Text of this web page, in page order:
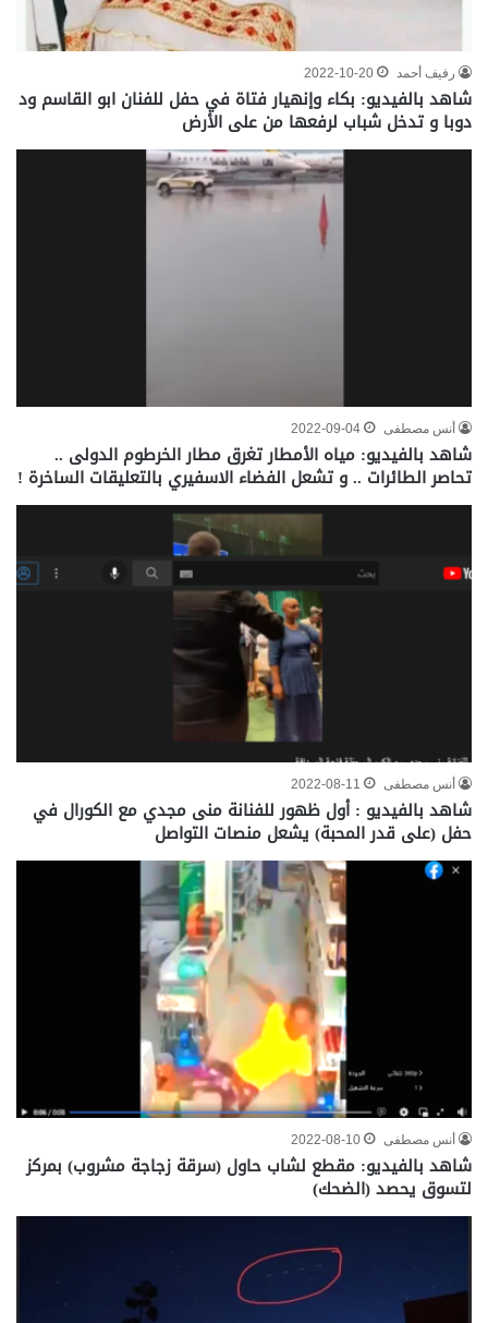
رفيف أحمد 2022-10-20
شاهد بالفيديو: بكاء وإنهيار فتاة في حفل للفنان ابو القاسم ود
دوبا و تدخل شباب لرفعها من على الأرض
أنس مصطفى 2022-09-04
شاهد بالفيديو: مياه الأمطار تغرق مطار الخرطوم الدولى ..
تحاصر الطائرات .. و تشعل الفضاء الاسفيري بالتعليقات الساخرة !
أنس مصطفى 2022-08-11
شاهد بالفيديو : أول ظهور للفنانة منى مجدي مع الكورال في
حفل (على قدر المحبة) يشعل منصات التواصل
أنس مصطفى 2022-08-10
شاهد بالفيديو: مقطع لشاب حاول (سرقة زجاجة مشروب) بمركز
لتسوق يحصد (الضحك)